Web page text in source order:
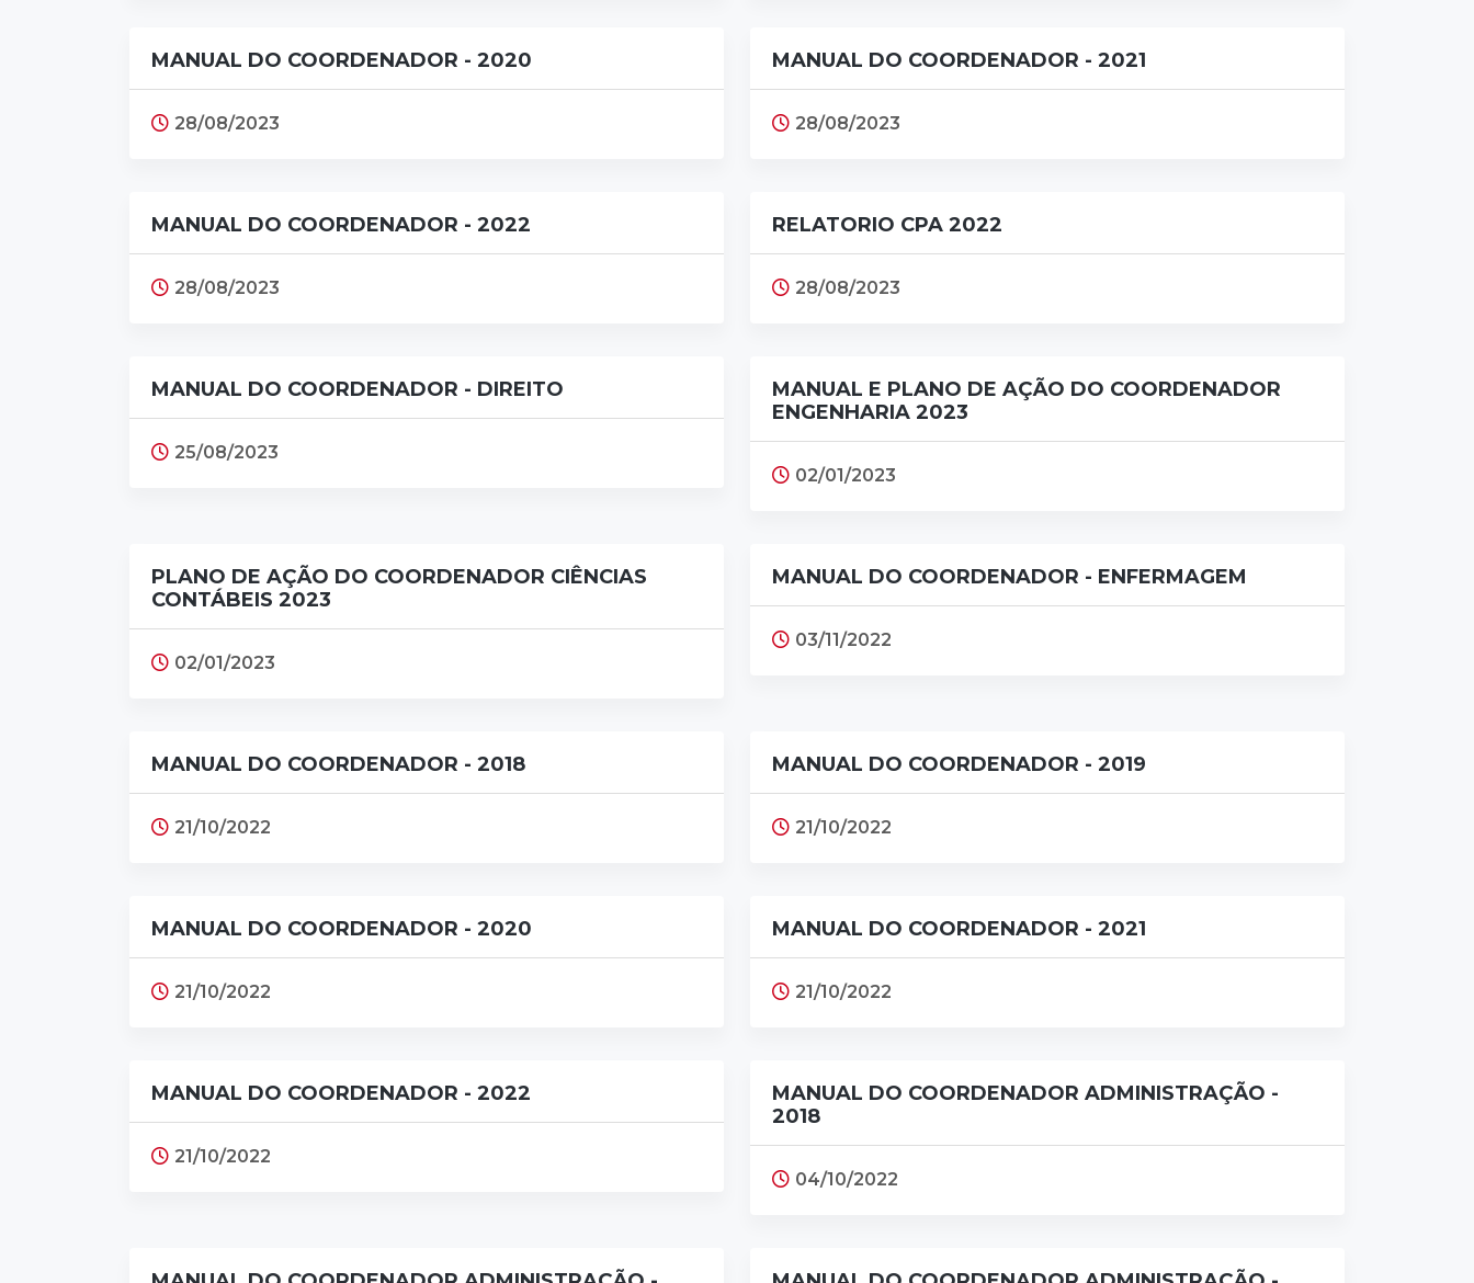
MANUAL DO COORDENADOR - 2020
28/08/2023
MANUAL DO COORDENADOR - 2021
28/08/2023
MANUAL DO COORDENADOR - 2022
28/08/2023
RELATORIO CPA 2022
28/08/2023
MANUAL DO COORDENADOR - DIREITO
25/08/2023
MANUAL E PLANO DE AÇÃO DO COORDENADOR
ENGENHARIA 2023
02/01/2023
PLANO DE AÇÃO DO COORDENADOR CIÊNCIAS
CONTÁBEIS 2023
02/01/2023
MANUAL DO COORDENADOR - ENFERMAGEM
03/11/2022
MANUAL DO COORDENADOR - 2018
21/10/2022
MANUAL DO COORDENADOR - 2019
21/10/2022
MANUAL DO COORDENADOR - 2020
21/10/2022
MANUAL DO COORDENADOR - 2021
21/10/2022
MANUAL DO COORDENADOR - 2022
21/10/2022
MANUAL DO COORDENADOR ADMINISTRAÇÃO -
2018
04/10/2022